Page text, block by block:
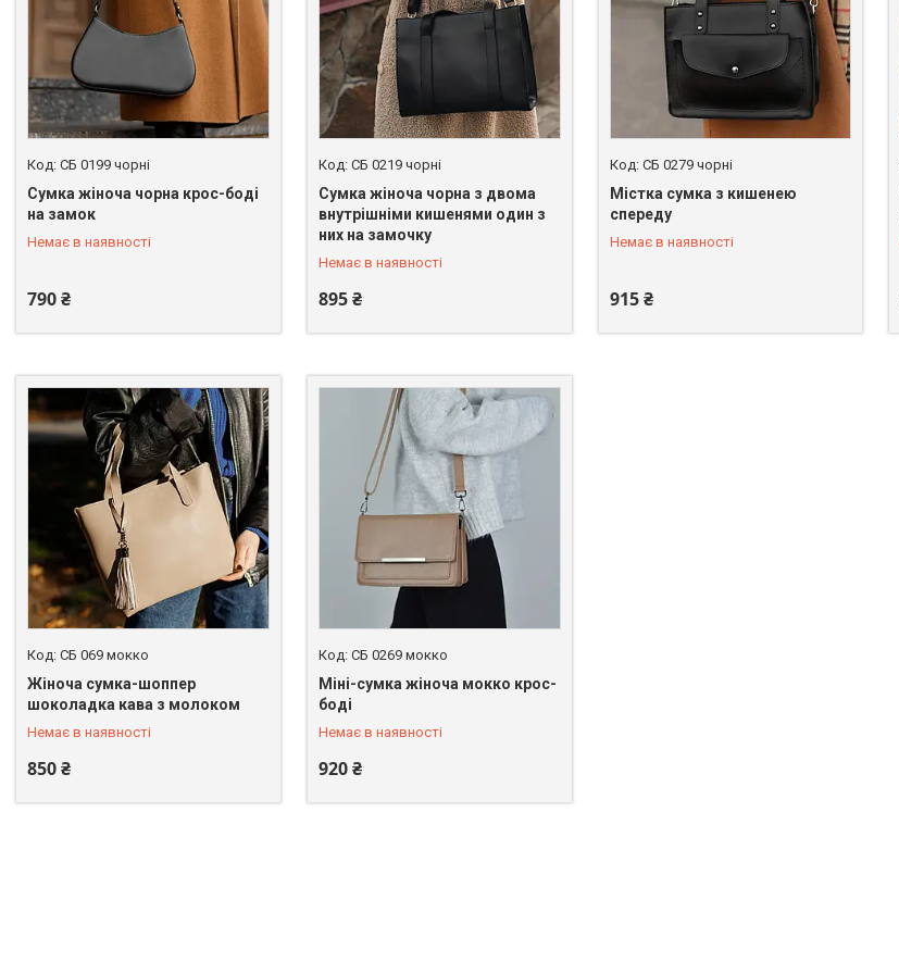
СБ 0199 чорні
Сумка жіноча чорна крос-боді
на замок
Немає в наявності
790 ₴
СБ 0219 чорні
Cумка жіноча чорна з двома
внутрішніми кишенями один з
них на замочку
Немає в наявності
895 ₴
+380 (67) 246-45-31
СБ 0279 чорні
Містка сумка з кишенею
спереду
Немає в наявності
915 ₴
СБ 069 мокко
Жіноча сумка-шоппер
шоколадка кава з молоком
Немає в наявності
850 ₴
+380 (67) 246-45-31
СБ 0269 мокко
Міні-сумка жіноча мокко крос-
боді
Немає в наявності
920 ₴
+380 (67) 246-45-31